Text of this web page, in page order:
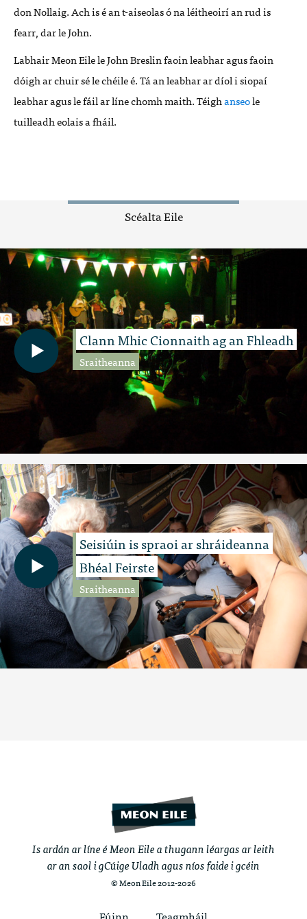
don Nollaig. Ach is é an t-aiseolas ó na léitheoirí an rud is
fearr, dar le John.
Labhair Meon Eile le John Breslin faoin leabhar agus faoin
dóigh ar chuir sé le chéile é. Tá an leabhar ar díol i siopaí
leabhar agus le fáil ar líne chomh maith. Téighanseole
tuilleadh eolais a fháil.
Scéalta Eile
Clann Mhic Cionnaith ag an Fhleadh
Sraitheanna
Seisiúin is spraoi ar shráideanna
Bhéal Feirste
Sraitheanna
Is ardán ar líne é Meon Eile a thugann léargas ar leith
ar an saol i gCúige Uladh agus níos faide i gcéin
© Meon Eile 2012-2026